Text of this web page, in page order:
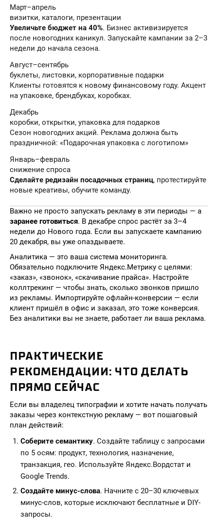
Март–апрель
визитки, каталоги, презентации
Увеличьте бюджет на 40%. Бизнес активизируется
после новогодних каникул. Запускайте кампании за 2–3
недели до начала сезона.
Август–сентябрь
буклеты, листовки, корпоративные подарки
Клиенты готовятся к новому финансовому году. Акцент
на упаковке, брендбуках, коробках.
Декабрь
коробки, открытки, упаковка для подарков
Сезон новогодних акций. Реклама должна быть
праздничной: «Подарочная упаковка с логотипом»
Январь–февраль
снижение спроса
Сделайте редизайн посадочных страниц, протестируйте
новые креативы, обучите команду.
Важно не просто запускать рекламу в эти периоды — а
заранее готовиться. В декабре спрос растёт за 3–4
недели до Нового года. Если вы запускаете кампанию
20 декабря, вы уже опаздываете.
Аналитика — это ваша система мониторинга.
Обязательно подключите Яндекс.Метрику с целями:
«заказ», «звонок», «скачивание прайса». Настройте
коллтрекинг — чтобы знать, сколько звонков пришло
из рекламы. Импортируйте офлайн-конверсии — если
клиент пришёл в офис и заказал, это тоже конверсия.
Без аналитики вы не знаете, работает ли ваша реклама.
ПРАКТИЧЕСКИЕ
РЕКОМЕНДАЦИИ: ЧТО ДЕЛАТЬ
ПРЯМО СЕЙЧАС
Если вы владелец типографии и хотите начать получать
заказы через контекстную рекламу — вот пошаговый
план действий:
Соберите семантику. Создайте таблицу с запросами
по 5 осям: продукт, технология, назначение,
транзакция, гео. Используйте Яндекс.Вордстат и
Google Trends.
Создайте минус-слова. Начните с 20–30 ключевых
минус-слов, которые исключают бесплатные и DIY-
запросы.